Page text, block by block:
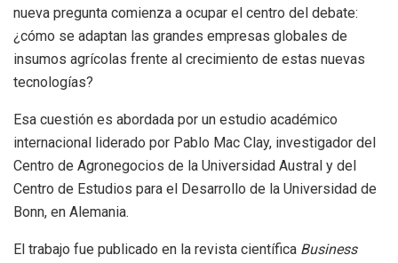
nueva pregunta comienza a ocupar el centro del debate:
¿cómo se adaptan las grandes empresas globales de
insumos agrícolas frente al crecimiento de estas nuevas
tecnologías?
Esa cuestión es abordada por un estudio académico
internacional liderado por Pablo Mac Clay, investigador del
Centro de Agronegocios de la Universidad Austral y del
Centro de Estudios para el Desarrollo de la Universidad de
Bonn, en Alemania.
El trabajo fue publicado en la revista científica Business